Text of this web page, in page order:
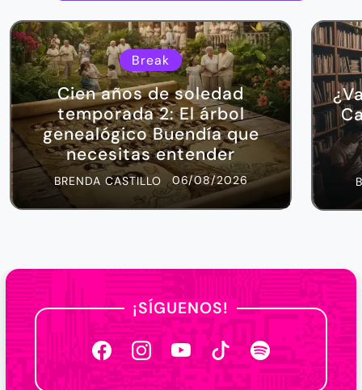
Break
Cien años de soledad
temporada 2: El árbol
genealógico Buendía que
necesitas entender
BRENDA CASTILLO 06/08/2026
¡SÍGUENOS!